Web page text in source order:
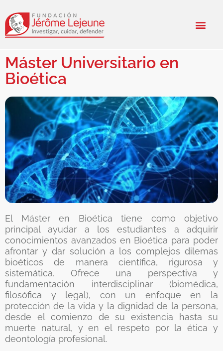
Máster Universitario en
Bioética
El Máster en Bioética tiene como objetivo
principal ayudar a los estudiantes a adquirir
conocimientos avanzados en Bioética para poder
afrontar y dar solución a los complejos dilemas
bioéticos de manera científica, rigurosa y
sistemática. Ofrece una perspectiva y
fundamentación interdisciplinar (biomédica,
filosófica y legal), con un enfoque en la
protección de la vida y la dignidad de la persona,
desde el comienzo de su existencia hasta su
muerte natural, y en el respeto por la ética y
deontología profesional.